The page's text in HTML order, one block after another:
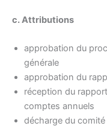
c. Attributions
approbation du
générale
approbation du
réception du
comptes annuels
décharge du comité